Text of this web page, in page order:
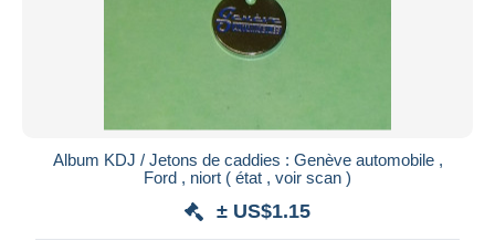
Album KDJ / Jetons de caddies : Genève automobile ,
Ford , niort ( état , voir scan )
± US$1.15